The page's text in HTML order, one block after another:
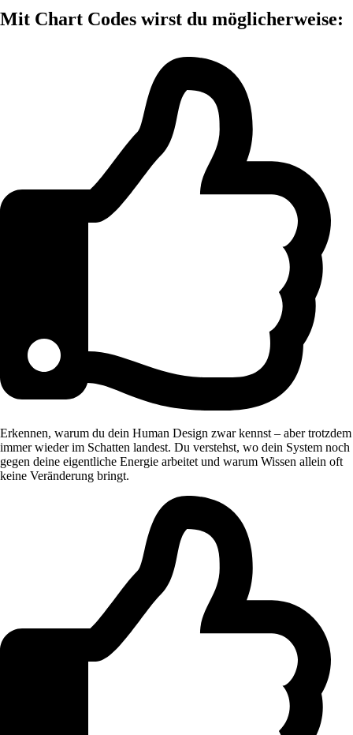
Mit Chart Codes wirst du möglicherweise:
Erkennen, warum du dein Human Design zwar kennst – aber trotzdem
immer wieder im Schatten landest. Du verstehst, wo dein System noch
gegen deine eigentliche Energie arbeitet und warum Wissen allein oft
keine Veränderung bringt.